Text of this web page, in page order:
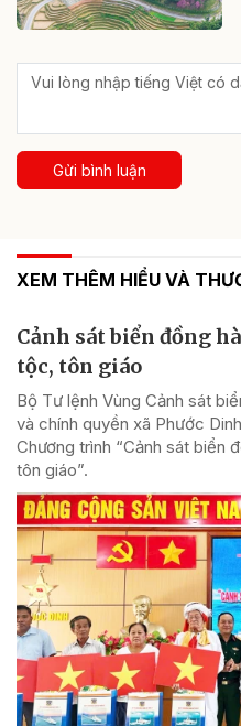
Gửi bình luận
XEM THÊM HIỂU VÀ
Cảnh sát biển đồng
tộc, tôn giáo
Bộ Tư lệnh Vùng Cảnh sát
và chính quyền xã Phước
Chương trình “Cảnh sát biển
tôn giáo”.